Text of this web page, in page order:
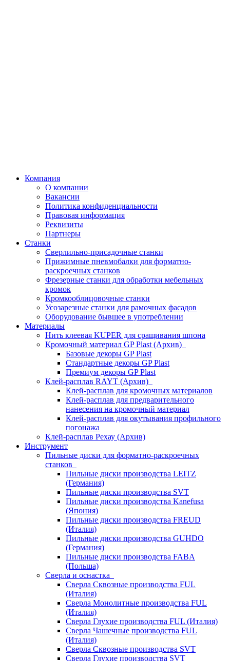
Компания
О компании
Вакансии
Политика конфиденциальности
Правовая информация
Реквизиты
Партнеры
Станки
Сверлильно-присадочные станки
Прижимные пневмобалки для форматно-
раскроечных станков
Фрезерные станки для обработки мебельных
кромок
Кромкооблицовочные станки
Усозарезные станки для рамочных фасадов
Оборудование бывшее в употреблении
Материалы
Нить клеевая KUPER для сращивания шпона
Кромочный материал GP Plast (Архив)
Базовые декоры GP Plast
Стандартные декоры GP Plast
Премиум декоры GP Plast
Клей-расплав RAYT (Архив)
Клей-расплав для кромочных материалов
Клей-расплав для предварительного
нанесения на кромочный материал
Клей-расплав для окутывания профильного
погонажа
Клей-расплав Рехау (Архив)
Инструмент
Пильные диски для форматно-раскроечных
станков
Пильные диски производства LEITZ
(Германия)
Пильные диски производства SVT
Пильные диски производства Kanefusa
(Япония)
Пильные диски производства FREUD
(Италия)
Пильные диски производства GUHDO
(Германия)
Пильные диски производства FABA
(Польша)
Сверла и оснастка
Сверла Сквозные производства FUL
(Италия)
Сверла Монолитные производства FUL
(Италия)
Сверла Глухие производства FUL (Италия)
Сверла Чашечные производства FUL
(Италия)
Сверла Сквозные производства SVT
Сверла Глухие производства SVT